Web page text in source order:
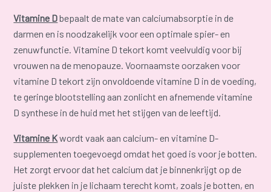
Vitamine Dbepaalt de mate van calciumabsorptie in de
darmen en is noodzakelijk voor een optimale spier- en
zenuwfunctie. Vitamine D tekort komt veelvuldig voor bij
vrouwen na de menopauze. Voornaamste oorzaken voor
vitamine D tekort zijn onvoldoende vitamine D in de voeding,
te geringe blootstelling aan zonlicht en afnemende vitamine
D synthese in de huid met het stijgen van de leeftijd.
Vitamine Kwordt vaak aan calcium- en vitamine D-
supplementen toegevoegd omdat het goed is voor je botten.
Het zorgt ervoor dat het calcium dat je binnenkrijgt op de
juiste plekken in je lichaam terecht komt, zoals je botten, en